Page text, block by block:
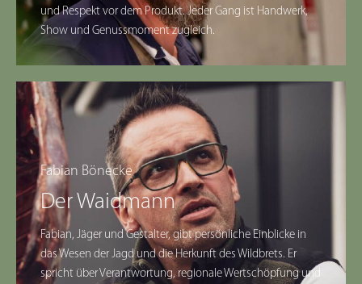
und Respekt vor dem Produkt. Jeder Gang ist Handwerk,
Show und Genussmoment zugleich.
Fabian Bönecke
Der Waidmann
Fabian, Jäger und Gestalter, gibt persönliche Einblicke in
das Wesen der Jagd und die Herkunft des Wildbrets. Er
spricht über Verantwortung, regionale Wertschöpfung und